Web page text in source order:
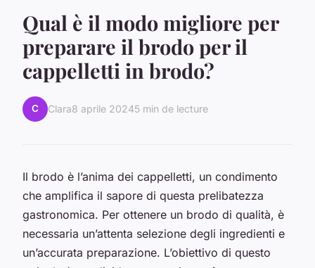
Qual è il modo migliore per
preparare il brodo per il
cappelletti in brodo?
C Clara8 aprile 20245 min de lecture
Il brodo è l’anima dei cappelletti, un condimento
che amplifica il sapore di questa prelibatezza
gastronomica. Per ottenere un brodo di qualità, è
necessaria un’attenta selezione degli ingredienti e
un’accurata preparazione. L’obiettivo di questo